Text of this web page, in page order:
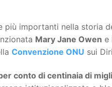
più importanti nella storia
Mary Jane Owen e
Convenzione ONU sui
conto di centinaia di